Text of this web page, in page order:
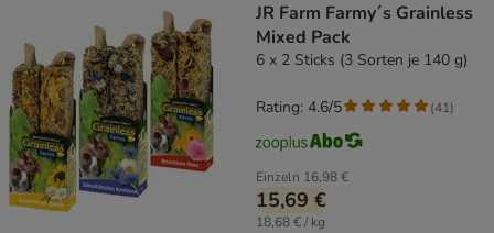
JR Farm Farmy´s Grainless
Mixed Pack
6 x 2 Sticks (3 Sorten je 140 g)
Einzeln 16,98 €
15,69 €
18,68 € / kg
Rating: 4.6/5 (41)